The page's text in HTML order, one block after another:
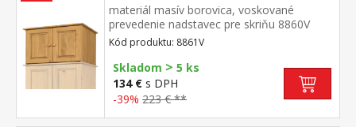
materiál masív borovica, voskované
prevedenie nadstavec pre skriňu 8860V
alebo 8850V
Kód produktu: 8861V
Skladom > 5 ks
134 € s DPH
-39% 223 € **